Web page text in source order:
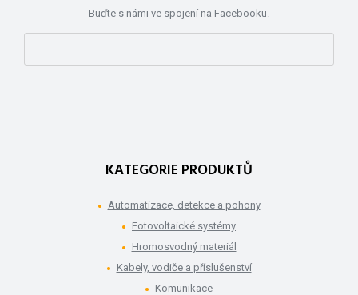
Buďte s námi ve spojení na Facebooku.
KATEGORIE PRODUKTŮ
Automatizace, detekce a pohony
Fotovoltaické systémy
Hromosvodný materiál
Kabely, vodiče a příslušenství
Komunikace